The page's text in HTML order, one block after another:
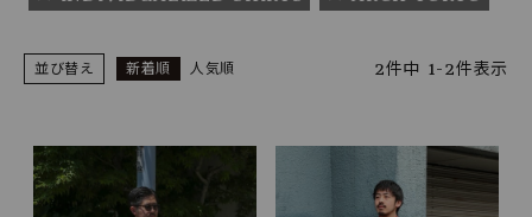
SHOP
INFORMATION
ご利用ガイド
並び替え 新着順 人気順 2件中 1-2件表示